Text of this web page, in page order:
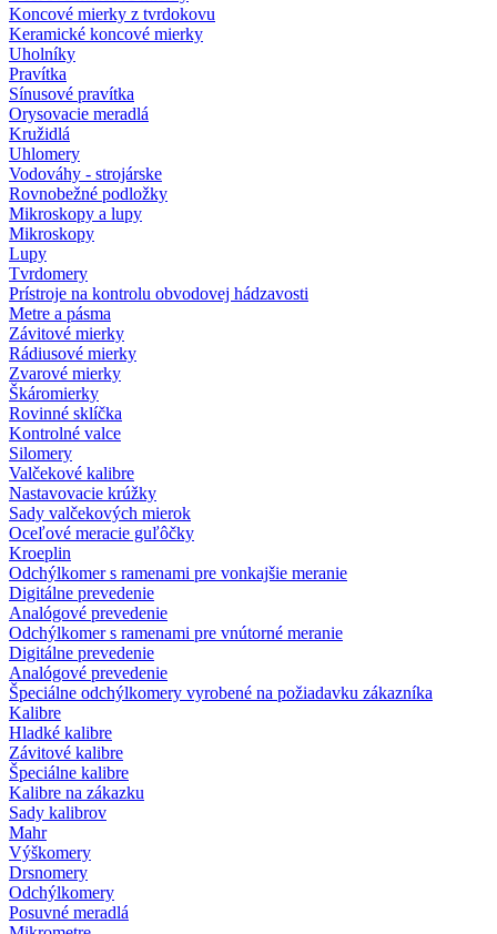
Koncové mierky z tvrdokovu
Keramické koncové mierky
Uholníky
Pravítka
Sínusové pravítka
Orysovacie meradlá
Kružidlá
Uhlomery
Vodováhy - strojárske
Rovnobežné podložky
Mikroskopy a lupy
Mikroskopy
Lupy
Tvrdomery
Prístroje na kontrolu obvodovej hádzavosti
Metre a pásma
Závitové mierky
Rádiusové mierky
Zvarové mierky
Škáromierky
Rovinné sklíčka
Kontrolné valce
Silomery
Valčekové kalibre
Nastavovacie krúžky
Sady valčekových mierok
Oceľové meracie guľôčky
Kroeplin
Odchýlkomer s ramenami pre vonkajšie meranie
Digitálne prevedenie
Analógové prevedenie
Odchýlkomer s ramenami pre vnútorné meranie
Digitálne prevedenie
Analógové prevedenie
Špeciálne odchýlkomery vyrobené na požiadavku zákazníka
Kalibre
Hladké kalibre
Závitové kalibre
Špeciálne kalibre
Kalibre na zákazku
Sady kalibrov
Mahr
Výškomery
Drsnomery
Odchýlkomery
Posuvné meradlá